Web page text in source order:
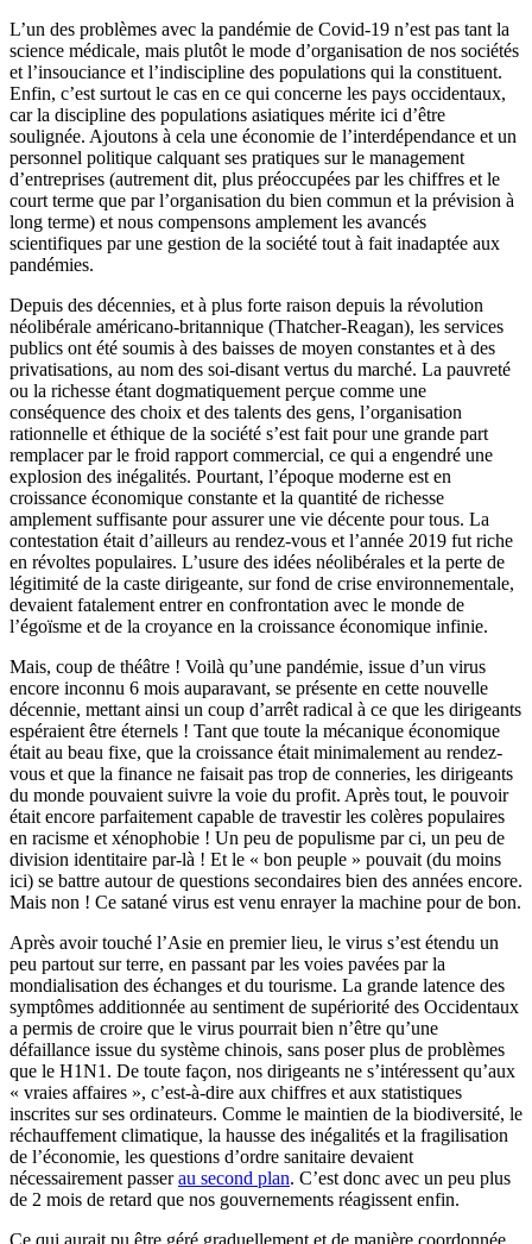
L’un des problèmes avec la pandémie de Covid-19 n’est pas tant la
science médicale, mais plutôt le mode d’organisation de nos sociétés
et l’insouciance et l’indiscipline des populations qui la constituent.
Enfin, c’est surtout le cas en ce qui concerne les pays occidentaux,
car la discipline des populations asiatiques mérite ici d’être
soulignée. Ajoutons à cela une économie de l’interdépendance et un
personnel politique calquant ses pratiques sur le management
d’entreprises (autrement dit, plus préoccupées par les chiffres et le
court terme que par l’organisation du bien commun et la prévision à
long terme) et nous compensons amplement les avancés
scientifiques par une gestion de la société tout à fait inadaptée aux
pandémies.
Depuis des décennies, et à plus forte raison depuis la révolution
néolibérale américano-britannique (Thatcher-Reagan), les services
publics ont été soumis à des baisses de moyen constantes et à des
privatisations, au nom des soi-disant vertus du marché. La pauvreté
ou la richesse étant dogmatiquement perçue comme une
conséquence des choix et des talents des gens, l’organisation
rationnelle et éthique de la société s’est fait pour une grande part
remplacer par le froid rapport commercial, ce qui a engendré une
explosion des inégalités. Pourtant, l’époque moderne est en
croissance économique constante et la quantité de richesse
amplement suffisante pour assurer une vie décente pour tous. La
contestation était d’ailleurs au rendez-vous et l’année 2019 fut riche
en révoltes populaires. L’usure des idées néolibérales et la perte de
légitimité de la caste dirigeante, sur fond de crise environnementale,
devaient fatalement entrer en confrontation avec le monde de
l’égoïsme et de la croyance en la croissance économique infinie.
Mais, coup de théâtre ! Voilà qu’une pandémie, issue d’un virus
encore inconnu 6 mois auparavant, se présente en cette nouvelle
décennie, mettant ainsi un coup d’arrêt radical à ce que les dirigeants
espéraient être éternels ! Tant que toute la mécanique économique
était au beau fixe, que la croissance était minimalement au rendez-
vous et que la finance ne faisait pas trop de conneries, les dirigeants
du monde pouvaient suivre la voie du profit. Après tout, le pouvoir
était encore parfaitement capable de travestir les colères populaires
en racisme et xénophobie ! Un peu de populisme par ci, un peu de
division identitaire par-là ! Et le « bon peuple » pouvait (du moins
ici) se battre autour de questions secondaires bien des années encore.
Mais non ! Ce satané virus est venu enrayer la machine pour de bon.
Après avoir touché l’Asie en premier lieu, le virus s’est étendu un
peu partout sur terre, en passant par les voies pavées par la
mondialisation des échanges et du tourisme. La grande latence des
symptômes additionnée au sentiment de supériorité des Occidentaux
a permis de croire que le virus pourrait bien n’être qu’une
défaillance issue du système chinois, sans poser plus de problèmes
que le H1N1. De toute façon, nos dirigeants ne s’intéressent qu’aux
« vraies affaires », c’est-à-dire aux chiffres et aux statistiques
inscrites sur ses ordinateurs. Comme le maintien de la biodiversité, le
réchauffement climatique, la hausse des inégalités et la fragilisation
de l’économie, les questions d’ordre sanitaire devaient
nécessairement passerau second plan. C’est donc avec un peu plus
de 2 mois de retard que nos gouvernements réagissent enfin.
Ce qui aurait pu être géré graduellement et de manière coordonnée